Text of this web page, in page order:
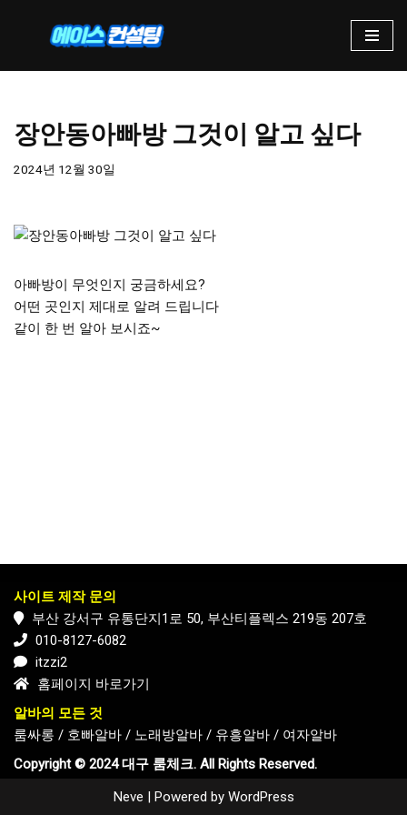
텐
건
장안동아빠방 그것이 알고 싶다
2024년 12월 30일
아빠방이 무엇인지 궁금하세요?
어떤 곳인지 제대로 알려 드립니다
같이 한 번 알아 보시죠~
사이트 제작 문의
부산 강서구 유통단지1로 50, 부산티플렉스 219동 207호
010-8127-6082
itzzi2
홈페이지 바로가기
알바의 모든 것
룸싸롱 / 호빠알바 / 노래방알바 / 유흥알바 / 여자알바
Copyright © 2024 대구 룸체크. All Rights Reserved.
Neve | Powered by WordPress